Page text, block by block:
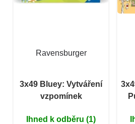
Ravensburger
3x49 Bluey: Vytváření
vzpomínek
Ihned k odběru (1)